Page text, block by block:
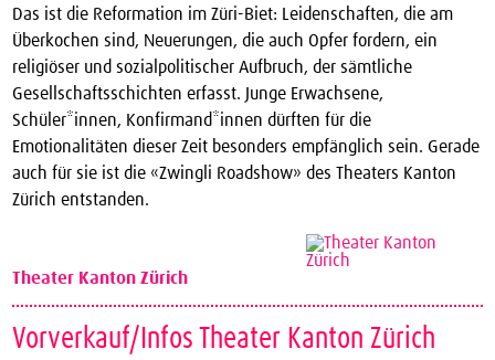
Das ist die Reformation im Züri-Biet: Leidenschaften, die am
Überkochen sind, Neuerungen, die auch Opfer fordern, ein
religiöser und sozialpolitischer Aufbruch, der sämtliche
Gesellschaftsschichten erfasst. Junge Erwachsene,
Schüler*innen, Konfirmand*innen dürften für die
Emotionalitäten dieser Zeit besonders empfänglich sein. Gerade
auch für sie ist die «Zwingli Roadshow» des Theaters Kanton
Zürich entstanden.
Theater Kanton Zürich
Vorverkauf/Infos Theater Kanton Zürich